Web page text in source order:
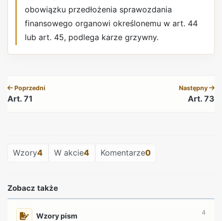
obowiązku przedłożenia sprawozdania
finansowego organowi określonemu w art. 44
lub art. 45, podlega karze grzywny.
Poprzedni
Art. 71
Następny
Art. 73
Wzory4 W akcie4 Komentarze0
Zobacz także
Wzory pism 4